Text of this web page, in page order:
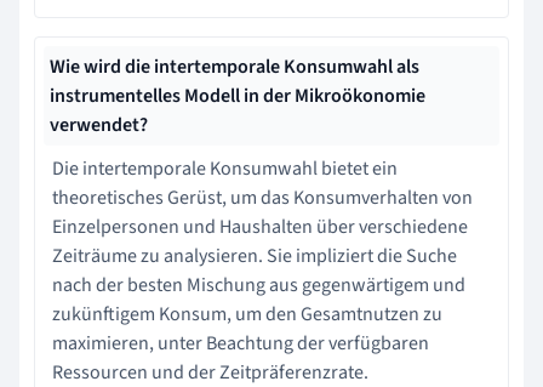
Wie wird die intertemporale Konsumwahl als
instrumentelles Modell in der Mikroökonomie
verwendet?
Die intertemporale Konsumwahl bietet ein
theoretisches Gerüst, um das Konsumverhalten von
Einzelpersonen und Haushalten über verschiedene
Zeiträume zu analysieren. Sie impliziert die Suche
nach der besten Mischung aus gegenwärtigem und
zukünftigem Konsum, um den Gesamtnutzen zu
maximieren, unter Beachtung der verfügbaren
Ressourcen und der Zeitpräferenzrate.